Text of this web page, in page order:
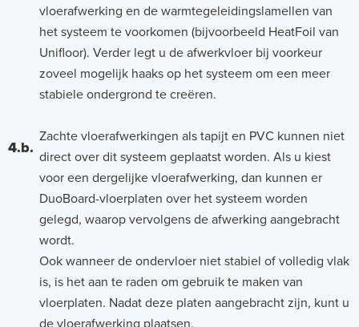
vloerafwerking en de warmtegeleidingslamellen van
het systeem te voorkomen (bijvoorbeeld HeatFoil van
Unifloor). Verder legt u de afwerkvloer bij voorkeur
zoveel mogelijk haaks op het systeem om een meer
stabiele ondergrond te creëren.
4.b.
Zachte vloerafwerkingen als tapijt en PVC kunnen niet
direct over dit systeem geplaatst worden. Als u kiest
voor een dergelijke vloerafwerking, dan kunnen er
DuoBoard-vloerplaten over het systeem worden
gelegd, waarop vervolgens de afwerking aangebracht
wordt.
Ook wanneer de ondervloer niet stabiel of volledig vlak
is, is het aan te raden om gebruik te maken van
vloerplaten. Nadat deze platen aangebracht zijn, kunt u